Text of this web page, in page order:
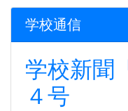
学校通信
学校新聞
４号